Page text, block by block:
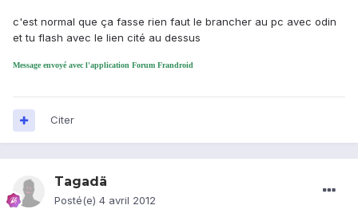
c'est normal que ça fasse rien faut le brancher au pc avec odin
et tu flash avec le lien cité au dessus
Message envoyé avec l'application Forum Frandroid
Citer
Tagadä
Posté(e) 4 avril 2012